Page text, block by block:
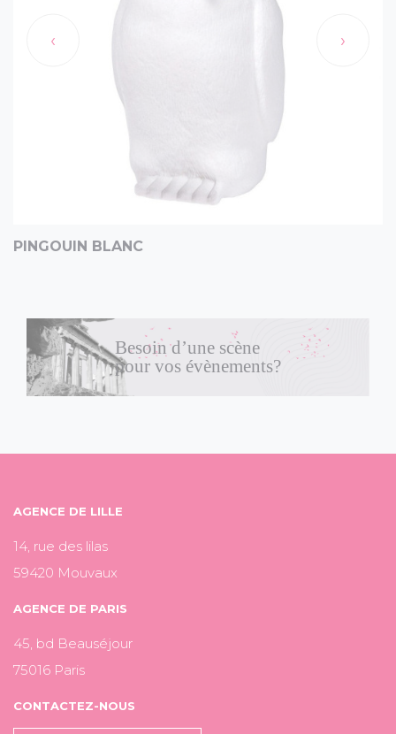
PINGOUIN BLANC
‹ ›
Besoin d’une scène
pour vos évènements?
AGENCE DE LILLE
14, rue des lilas
59420 Mouvaux
AGENCE DE PARIS
45, bd Beauséjour
75016 Paris
CONTACTEZ-NOUS